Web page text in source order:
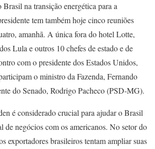
na transição energética para a
tem também hoje cinco reuniões
amanhã. A única fora do hotel Lotte,
Lula e outros 10 chefes de estado e de
com o presidente dos Estados Unidos,
o ministro da Fazenda, Fernando
do Senado, Rodrigo Pacheco (PSD-MG).
é considerado crucial para ajudar o Brasil
de negócios com os americanos. No setor do
exportadores brasileiros tentam ampliar suas